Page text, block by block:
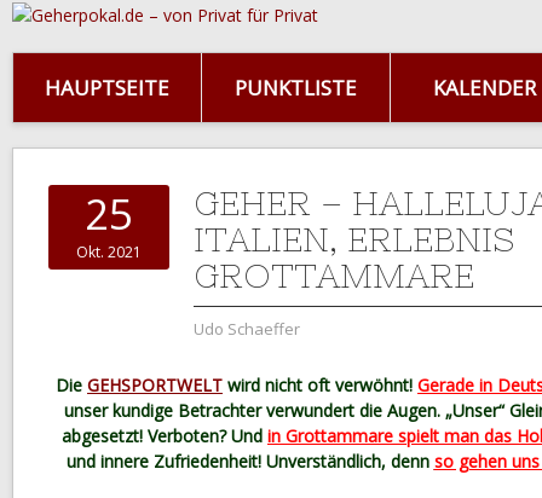
HAUPTSEITE PUNKTLISTE KALENDER
25
Okt. 2021
GEHER –
ITALIEN, ERLEBNIS
GROTTAMMARE
Udo Schaeffer
Die GEHSPORTWELT wird nicht oft verwöhnt! Gerade in
unser kundige Betrachter verwundert die Augen. „Unser“
abgesetzt! Verboten? Und in Grottammare spielt man das
und innere Zufriedenheit! Unverständlich, denn so gehen